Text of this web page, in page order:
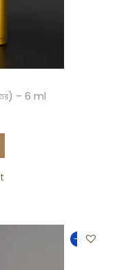
– 6 ml
-33%